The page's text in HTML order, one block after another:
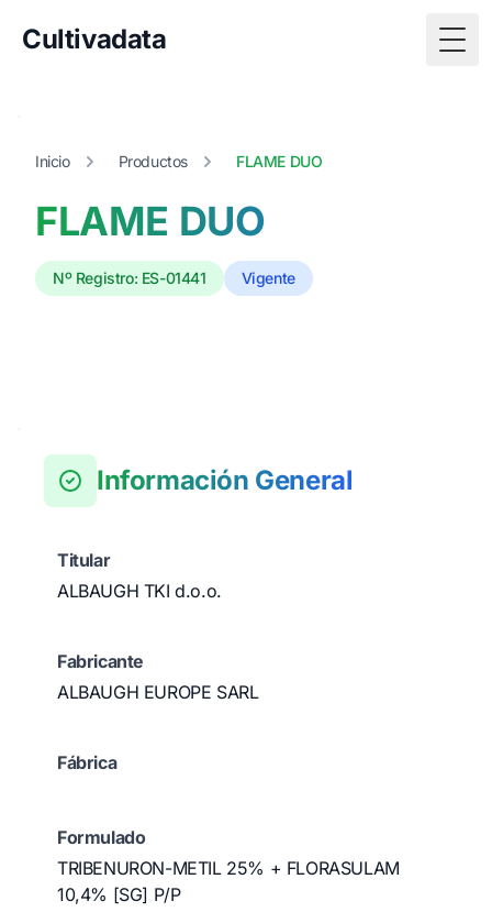
Cultivadata
Inicio Productos FLAME DUO
FLAME DUO
Nº Registro: ES-01441 Vigente
Información General
Titular
ALBAUGH TKI d.o.o.
Fabricante
ALBAUGH EUROPE SARL
Fábrica
Formulado
TRIBENURON-METIL 25% + FLORASULAM
10,4% [SG] P/P